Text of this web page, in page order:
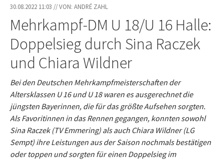
30.08.2022 11:03 // VON: ANDRÉ ZAHL
Mehrkampf-DM U 18/U 16 Halle:
Doppelsieg durch Sina Raczek
und Chiara Wildner
Bei den Deutschen Mehrkampfmeisterschaften der
Altersklassen U 16 und U 18 waren es ausgerechnet die
jüngsten Bayerinnen, die für das größte Aufsehen sorgten.
Als Favoritinnen in das Rennen gegangen, konnten sowohl
Sina Raczek (TV Emmering) als auch Chiara Wildner (LG
Sempt) ihre Leistungen aus der Saison nochmals bestätigen
oder toppen und sorgten für einen Doppelsieg im